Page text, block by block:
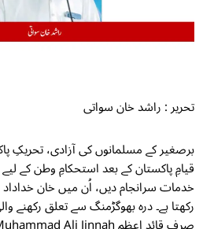
تحریر : راشد خان سواتی
برصغیر کے مسلمانوں کی آزادی، تحریکِ
قیامِ پاکستان کے بعد استحکامِ وطن کے
خدمات سرانجام دیں، اُن میں خان خداداد
رکھتا ہے۔ درہ بھوگڑمنگ سے تعلق